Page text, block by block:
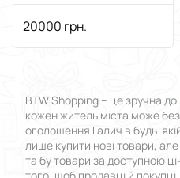
20000 грн.
BTW Shopping – це зручна
кожен житель міста може
оголошення Галич в будь-
лише купити нові товари,
та бу товари за доступною